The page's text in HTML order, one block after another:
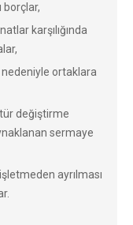
borçlar,
karşılığında
ortaklara
değiştirme
sermaye
ayrılması